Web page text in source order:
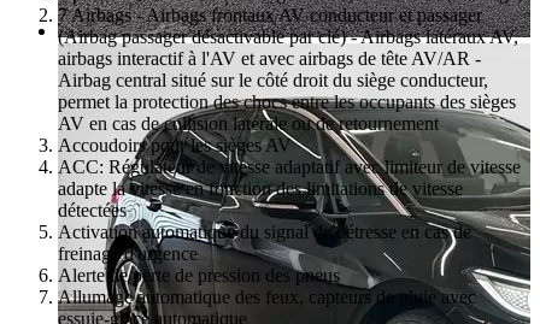
7 Airbags - Airbags frontaux AV conducteur et passager
(Airbag passager désactivable par clé) - Airbags latéraux AV,
airbags interactif à l'AV et avec airbags de tête AV/AR -
Airbag central situé sur le côté droit du siège conducteur,
permet la protection des chocs entre les occupants des sièges
AV en cas de collision latérale ou de retournement
Accoudoirs pour les sièges AV
ACC: Régulateur de vitesse adaptatif avec limiteur de vitesse
adapte la vitesse en fonction des limitations de vitesse
détectées
Activation automatique du signal de détresse en cas de
freinage d'urgence
Alerte de perte de pression des pneus
Allumage automatique des feux, capteurs de pluie avec
essuie-glace automatique